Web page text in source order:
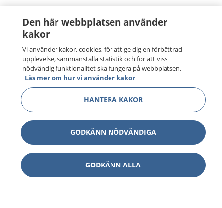
Den här webbplatsen använder
kakor
Vi använder kakor, cookies, för att ge dig en förbättrad
upplevelse, sammanställa statistik och för att viss
nödvändig funktionalitet ska fungera på webbplatsen.
Läs mer om hur vi använder kakor
HANTERA KAKOR
GODKÄNN NÖDVÄNDIGA
GODKÄNN ALLA